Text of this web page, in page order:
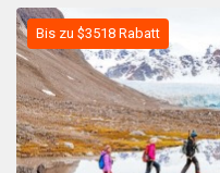
Bis zu $3518 Rabatt